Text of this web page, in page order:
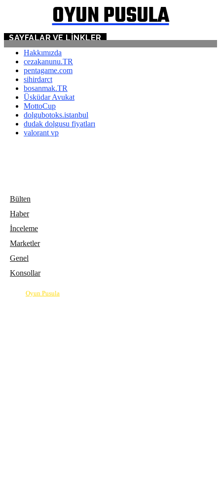
OYUN PUSULA
SAYFALAR VE LINKLER
Hakkımızda
cezakanunu.TR
pentagame.com
sihirdarct
bosanmak.TR
Üsküdar Avukat
MottoCup
dolgubotoks.istanbul
dudak dolgusu fiyatları
valorant vp
Bülten
Haber
İnceleme
Marketler
Genel
Konsollar
Oyun Pusula